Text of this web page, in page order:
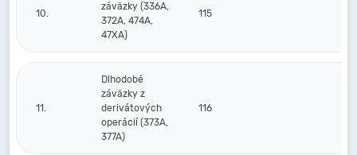
10.
záväzky (336A,
372A, 474A,
47XA)
115
11.
Dlhodobé
záväzky z
derivátových
operácií (373A,
377A)
116